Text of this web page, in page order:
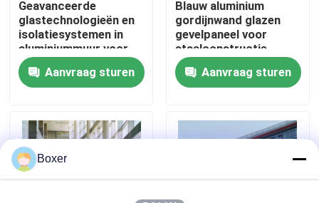
Contacteer ons
Nieuws
staal ruimtekaders
Geavanceerde
glastechnologieën en
isolatiesystemen in
aluminiummuur voor
energie-efficiëntie
Aanvraag sturen
Blauw aluminium
gordijnwand glazen
gevelpaneel voor
staalconstructie
Gebouwontwerpoplossing
op de wereldmarkt
Aanvraag sturen
Boxer